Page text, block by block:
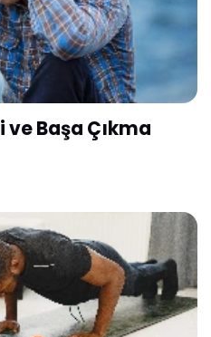
Başa Çıkma